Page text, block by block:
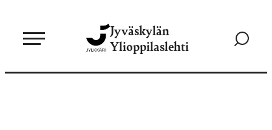
sisältöön
Jyväskylän
Ylioppilaslehti
Siirry